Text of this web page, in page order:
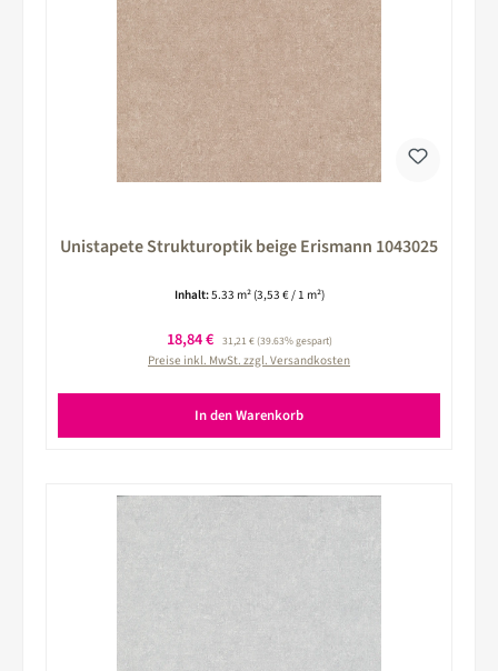
Unistapete Strukturoptik beige Erismann 1043025
Inhalt:5.33 m² (3,53 € / 1 m²)
Verkaufspreis:
18,84 € Regulärer Preis:
31,21 €(39.63% gespart)
Preise inkl. MwSt. zzgl. Versandkosten
In den Warenkorb